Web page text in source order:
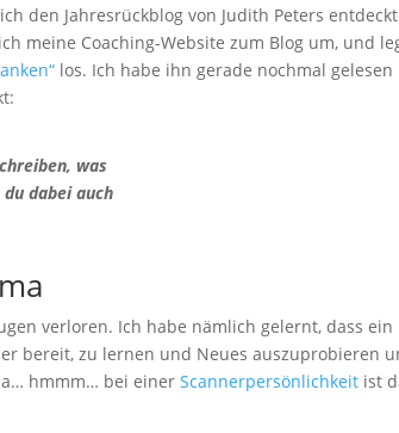
den Jahresrückblog von Judith Peters
meine Coaching-Website zum Blog um, und
los. Ich habe ihn gerade nochmal gelesen
was
dabei auch
verloren. Ich habe nämlich gelernt, dass ein
bereit, zu lernen und Neues auszuprobieren
hmmm… bei einerScannerpersönlichkeit ist